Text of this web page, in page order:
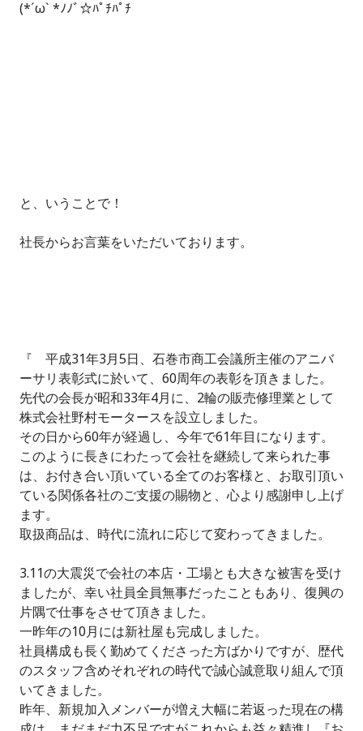
(*´ω` *ﾉﾉﾞ☆ﾊﾟﾁﾊﾟﾁ
と、いうことで！
社長からお言葉をいただいております。
『 平成31年3月5日、石巻市商工会議所主催のアニバ
ーサリ表彰式に於いて、60周年の表彰を頂きました。
先代の会長が昭和33年4月に、2輪の販売修理業として
株式会社野村モータースを設立しました。
その日から60年が経過し、今年で61年目になります。
このように長きにわたって会社を継続して来られた事
は、お付き合い頂いている全てのお客様と、お取引頂い
ている関係各社のご支援の賜物と、心より感謝申し上げ
ます。
取扱商品は、時代に流れに応じて変わってきました。
3.11の大震災で会社の本店・工場とも大きな被害を受け
ましたが、幸い社員全員無事だったこともあり、復興の
片隅で仕事をさせて頂きました。
一昨年の10月には新社屋も完成しました。
社員構成も長く勤めてくださった方ばかりですが、歴代
のスタッフ含めそれぞれの時代で誠心誠意取り組んで頂
いてきました。
昨年、新規加入メンバーが増え大幅に若返った現在の構